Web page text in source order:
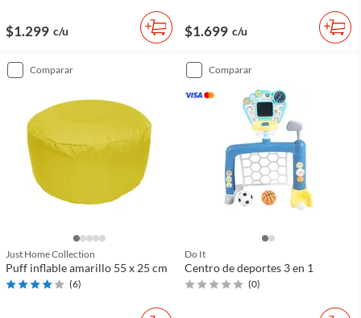
$1.299 c/u $1.699 c/u
comparar
Just Home Collection
Puff inflable amarillo 55 x 25 cm
(6)
comparar
Do It
Centro de deportes 3 en 1
(0)